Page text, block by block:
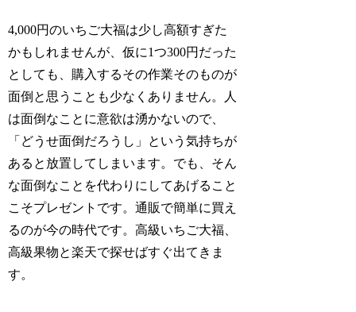
4,000円のいちご大福は少し高額すぎた
かもしれませんが、仮に1つ300円だった
としても、購入するその作業そのものが
面倒と思うことも少なくありません。人
は面倒なことに意欲は湧かないので、
「どうせ面倒だろうし」という気持ちが
あると放置してしまいます。でも、そん
な面倒なことを代わりにしてあげること
こそプレゼントです。通販で簡単に買え
るのが今の時代です。高級いちご大福、
高級果物と楽天で探せばすぐ出てきま
す。